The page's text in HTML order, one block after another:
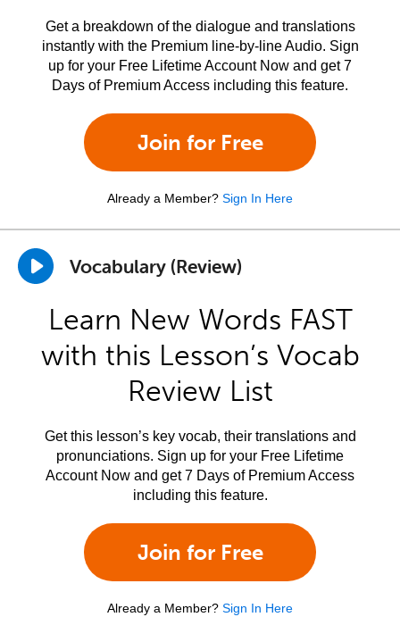
Get a breakdown of the dialogue and translations
instantly with the Premium line-by-line Audio. Sign
up for your Free Lifetime Account Now and get 7
Days of Premium Access including this feature.
Join for Free
Already a Member? Sign In Here
Vocabulary (Review)
Learn New Words FAST
with this Lesson’s Vocab
Review List
Get this lesson’s key vocab, their translations and
pronunciations. Sign up for your Free Lifetime
Account Now and get 7 Days of Premium Access
including this feature.
Join for Free
Already a Member? Sign In Here